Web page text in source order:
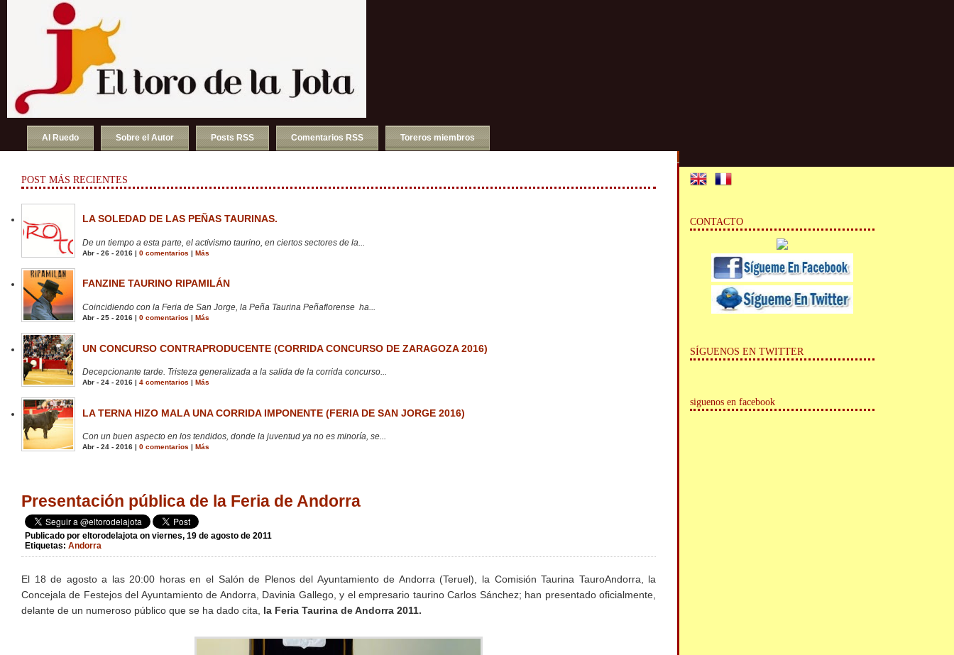
Al Ruedo Sobre el Autor Posts RSS Comentarios RSS Toreros miembros
POST MÁS RECIENTES
LA SOLEDAD DE LAS PEÑAS TAURINAS.
De un tiempo a esta parte, el activismo taurino, en ciertos sectores de la...
Abr - 26 - 2016 | 0 comentarios | Más
FANZINE TAURINO RIPAMILÁN
Coincidiendo con la Feria de San Jorge, la Peña Taurina Peñaflorense ha...
Abr - 25 - 2016 | 0 comentarios | Más
UN CONCURSO CONTRAPRODUCENTE (CORRIDA CONCURSO DE ZARAGOZA 2016)
Decepcionante tarde. Tristeza generalizada a la salida de la corrida concurso...
Abr - 24 - 2016 | 4 comentarios | Más
LA TERNA HIZO MALA UNA CORRIDA IMPONENTE (FERIA DE SAN JORGE 2016)
Con un buen aspecto en los tendidos, donde la juventud ya no es minoría, se...
Abr - 24 - 2016 | 0 comentarios Más
Presentación pública de la Feria de Andorra
Publicado por eltorodelajota on viernes, 19 de agosto de 2011
Etiquetas: Andorra
El 18 de agosto a las 20:00 horas en el Salón de Plenos del Ayuntamiento de Andorra (Teruel), la Comisión Taurina TauroAndorra, la
Concejala de Festejos del Ayuntamiento de Andorra, Davinia Gallego, y el empresario taurino Carlos Sánchez; han presentado oficialmente,
delante de un numeroso público que se ha dado cita,
la Feria Taurina de Andorra 2011.
CONTACTO
SÍGUENOS EN TWITTER
siguenos en facebook